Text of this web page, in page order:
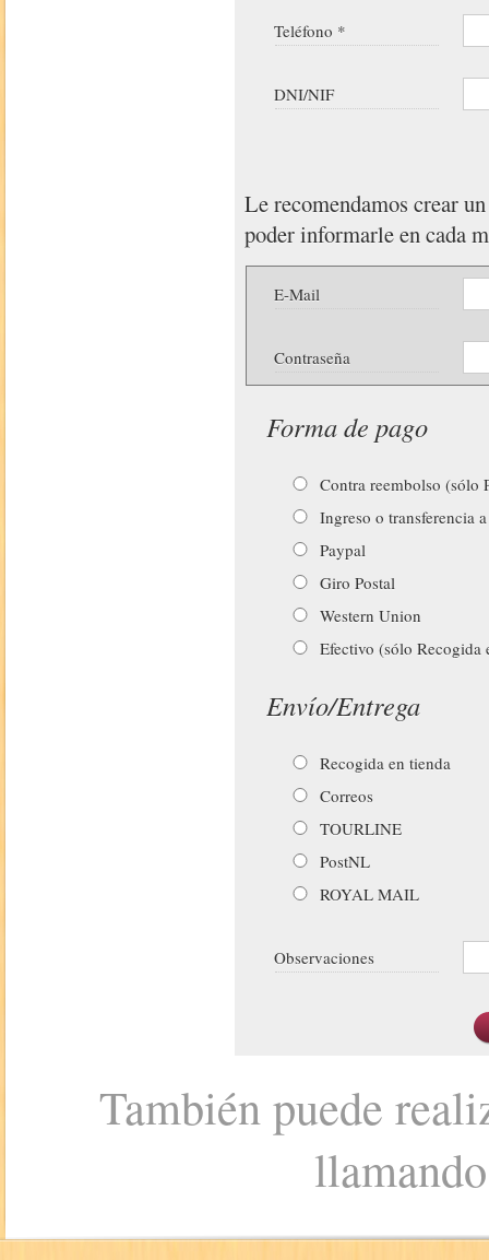
Teléfono *
DNI/NIF
Le recomendamos crear
poder informarle en cada
E-Mail
Contraseña
Forma de pago
Contra reembolso (sólo
Ingreso o transferencia
Paypal
Giro Postal
Western Union
Efectivo (sólo Recogida
Envío/Entrega
Recogida en tienda
Correos
TOURLINE
PostNL
ROYAL MAIL
Observaciones
También puede